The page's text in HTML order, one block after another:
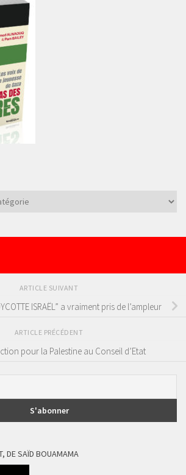
ARTICLE SUIVANT
ISRAËL” a vraiment pris de l’ampleur
ARTICLE PRÉCÉDENT
pour la Palestine au Conseil d’Etat
DE SAÏD BOUAMAMA